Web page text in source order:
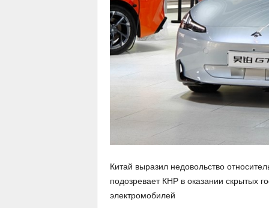
Китай выразил недовольство
подозревает КНР в оказании скрытых
электромобилей